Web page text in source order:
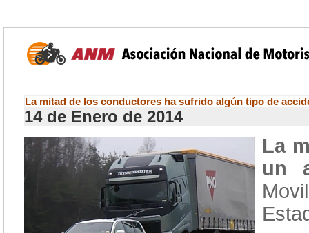
La mitad de los conductores ha sufrido algún tipo de
14 de Enero de 2014
La
un